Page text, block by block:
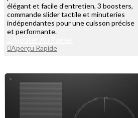
élégant et facile d’entretien, 3 boosters,
commande slider tactile et minuteries
indépendantes pour une cuisson précise
et performante.
Aperçu Rapide